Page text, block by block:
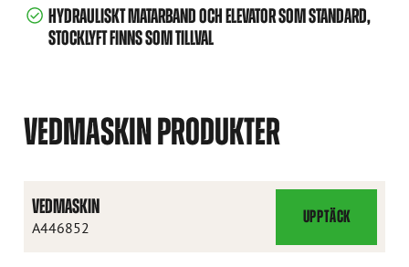
HYDRAULISKT MATARBAND OCH ELEVATOR SOM STANDARD,
STOCKLYFT FINNS SOM TILLVAL
VEDMASKIN PRODUKTER
VEDMASKIN
A446852
UPPTÄCK
VEDMASKIN